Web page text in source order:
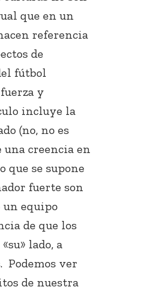
que en un
referencia
de
fútbol
y
incluye la
(no, no es
una creencia en
que se supone
fuerte son
equipo
de que los
lado, a
Podemos ver
de nuestra